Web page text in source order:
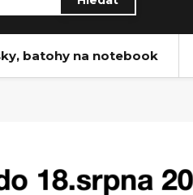
batohy na notebook